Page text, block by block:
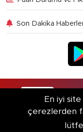
Son Dakika
En iyi
çerezlerden